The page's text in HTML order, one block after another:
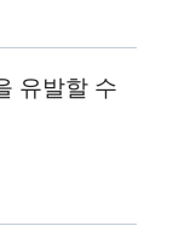
유발할 수